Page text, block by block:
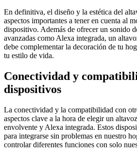
En definitiva, el diseño y la estética del
aspectos importantes a tener en cuenta al
dispositivo. Además de ofrecer un sonido
avanzadas como Alexa integrada, un
debe complementar la decoración de tu
tu estilo de vida.
Conectividad y
dispositivos
La conectividad y la compatibilidad con
aspectos clave a la hora de elegir un
envolvente y Alexa integrada. Estos
para integrarse sin problemas en nuestro
controlar diferentes funciones con solo